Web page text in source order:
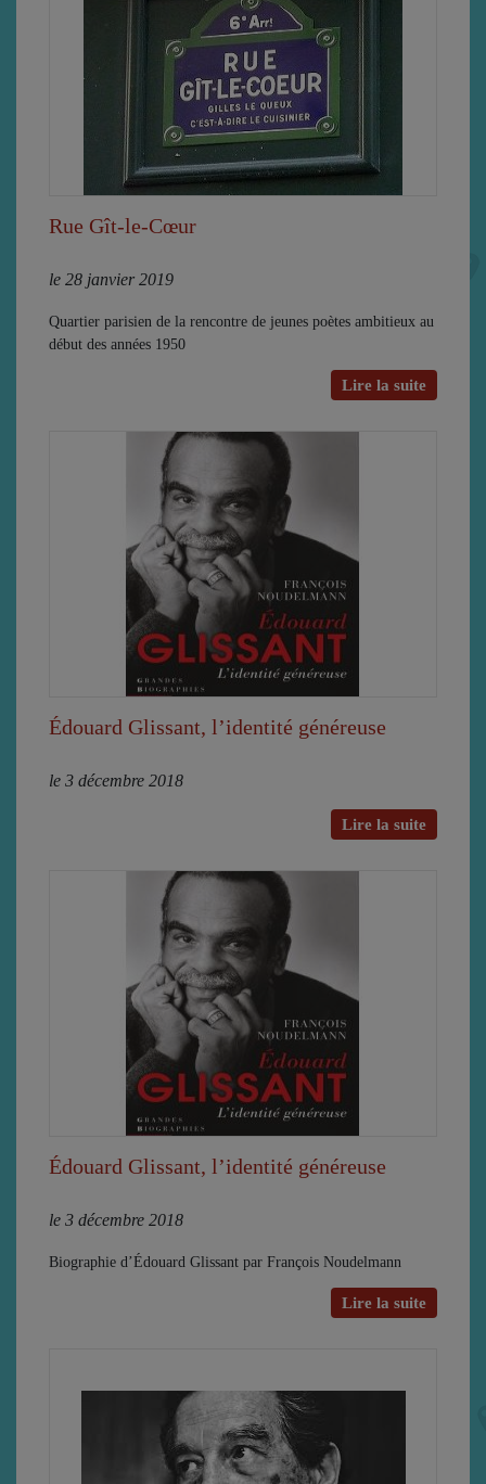
Rue Gît-le-Cœur
le 28 janvier 2019
Quartier parisien de la rencontre de jeunes poètes ambitieux au
début des années 1950
Lire la suite
Édouard Glissant, l’identité généreuse
le 3 décembre 2018
Lire la suite
Édouard Glissant, l’identité généreuse
le 3 décembre 2018
Biographie d’Édouard Glissant par François Noudelmann
Lire la suite